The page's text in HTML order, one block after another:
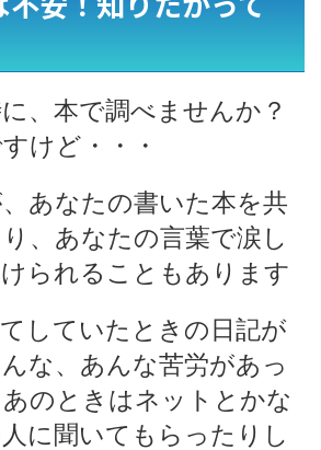
、本で調べませんか？
けど・・・
あなたの書いた本を共
、あなたの言葉で涙し
られることもあります
していたときの日記が
な、あんな苦労があっ
のときはネットとかな
に聞いてもらったりし